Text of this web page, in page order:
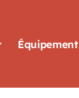
Équipement